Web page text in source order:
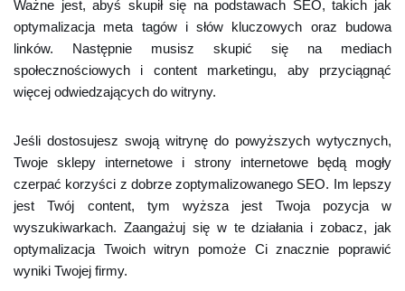
Ważne jest, abyś skupił się na podstawach SEO, takich jak
optymalizacja meta tagów i słów kluczowych oraz budowa
linków. Następnie musisz skupić się na mediach
społecznościowych i content marketingu, aby przyciągnąć
więcej odwiedzających do witryny.
Jeśli dostosujesz swoją witrynę do powyższych wytycznych,
Twoje sklepy internetowe i strony internetowe będą mogły
czerpać korzyści z dobrze zoptymalizowanego SEO. Im lepszy
jest Twój content, tym wyższa jest Twoja pozycja w
wyszukiwarkach. Zaangażuj się w te działania i zobacz, jak
optymalizacja Twoich witryn pomoże Ci znacznie poprawić
wyniki Twojej firmy.